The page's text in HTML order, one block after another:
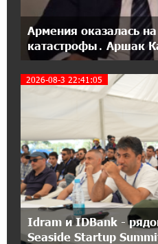
Пашинян
Армению․ Аршак
14:27:40 11-07-2026
«Мой лес
инициативы
Станьте
предложением
21:45:09 9-07-2026
IDBank
звонках от
Армения оказалась
катастрофы․ Аршак
2026-08-3 22:41:05
Idram и IDBank -
Seaside Startup